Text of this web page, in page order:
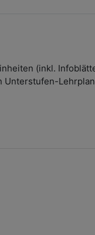
(inkl.
Unterstufen-